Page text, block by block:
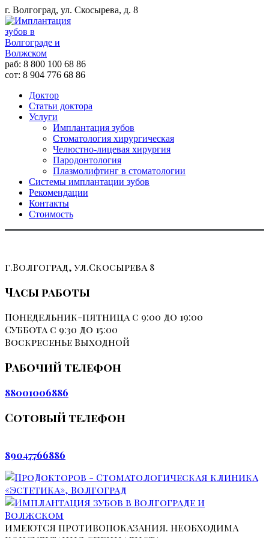
г. Волгоград, ул. Скосырева, д. 8
раб: 8 800 100 68 86
сот: 8 904 776 68 86
Доктор
Статьи доктора
Услуги
Имплантация зубов
Стоматология хирургическая
Челюстно-лицевая хирургия
Пародонтология
Плазмолифтинг в стоматологии
Системы имплантации зубов
Рекомендации
Контакты
Стоимость
г.Волгоград, ул.Скосырева 8
Часы работы
Понедельник-пятница с 9:00 до 19:00
Суббота с 9:30 до 15:00
ВоскресеньеВыходной
Рабочий телефон
88001006886
Сотовый телефон
89047766886
ИМЕЮТСЯ ПРОТИВОПОКАЗАНИЯ. НЕОБХОДИМА